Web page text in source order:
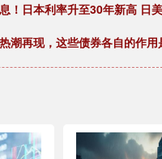
！日本利率升至30年新高 日
潮再现，这些债券各自的作用